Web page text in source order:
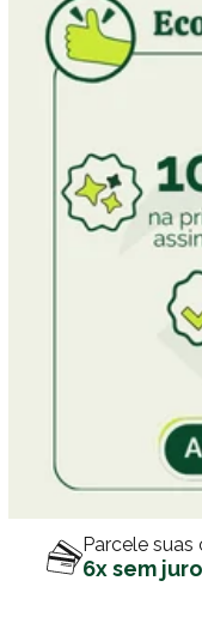
Parcele
6x sem